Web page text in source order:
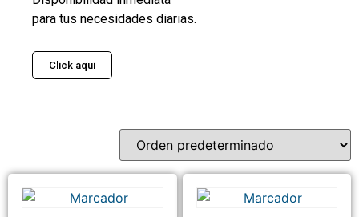
para tus necesidades diarias.
Click aqui